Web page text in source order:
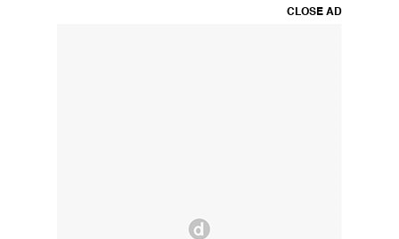
CLOSE AD